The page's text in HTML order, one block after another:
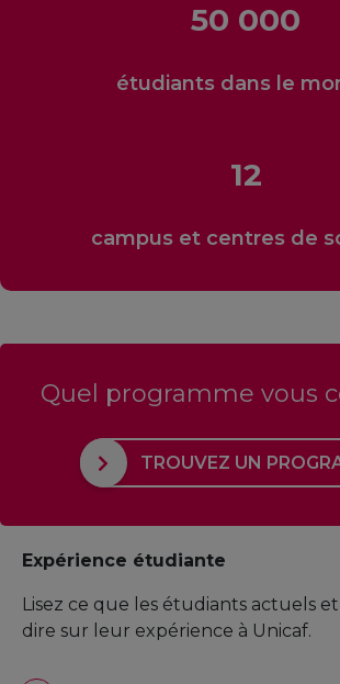
50 000
étudiants dans le
12
campus et centres de
Quel programme vous
TROUVEZ UN
Expérience étudiante
Lisez ce que les étudiants actuels
dire sur leur expérience à Unicaf.